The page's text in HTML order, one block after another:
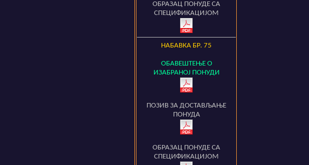
ОБРАЗАЦ ПОНУДЕ СА
СПЕЦИФИКАЦИЈОМ
НАБАВКА БР. 75
ОБАВЕШТЕЊЕ О
ИЗАБРАНОЈ ПОНУДИ
ПОЗИВ ЗА ДОСТАВЉАЊЕ
ПОНУДА
ОБРАЗАЦ ПОНУДЕ СА
СПЕЦИФИКАЦИЈОМ